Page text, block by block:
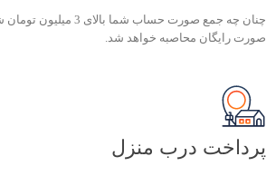
چنان چه جمع صورت حساب
صورت رایگان محاصبه خواهد شد.
پرداخت درب منزل